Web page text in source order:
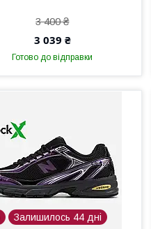
3 400 ₴
3 039 ₴
Готово до відправки
Залишилось 44 дні